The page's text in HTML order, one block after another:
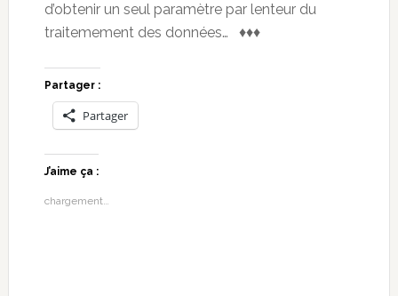
d’obtenir un seul paramètre par lenteur du
traitemement des données… ♦♦♦
Partager :
Partager
J’aime ça :
chargement…